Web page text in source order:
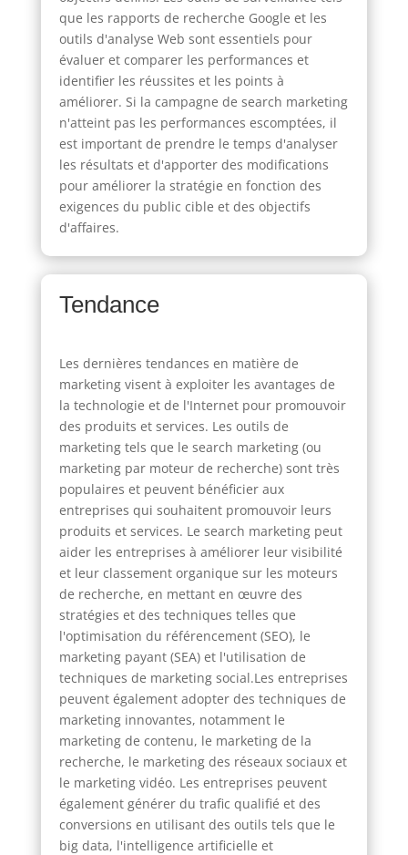
que les rapports de recherche Google et les
outils d'analyse Web sont essentiels pour
évaluer et comparer les performances et
identifier les réussites et les points à
améliorer. Si la campagne de search marketing
n'atteint pas les performances escomptées, il
est important de prendre le temps d'analyser
les résultats et d'apporter des modifications
pour améliorer la stratégie en fonction des
exigences du public cible et des objectifs
d'affaires.
Tendance
Les dernières tendances en matière de
marketing visent à exploiter les avantages de
la technologie et de l'Internet pour promouvoir
des produits et services. Les outils de
marketing tels que le search marketing (ou
marketing par moteur de recherche) sont très
populaires et peuvent bénéficier aux
entreprises qui souhaitent promouvoir leurs
produits et services. Le search marketing peut
aider les entreprises à améliorer leur visibilité
et leur classement organique sur les moteurs
de recherche, en mettant en œuvre des
stratégies et des techniques telles que
l'optimisation du référencement (SEO), le
marketing payant (SEA) et l'utilisation de
techniques de marketing social.Les entreprises
peuvent également adopter des techniques de
marketing innovantes, notamment le
marketing de contenu, le marketing de la
recherche, le marketing des réseaux sociaux et
le marketing vidéo. Les entreprises peuvent
également générer du trafic qualifié et des
conversions en utilisant des outils tels que le
big data, l'intelligence artificielle et